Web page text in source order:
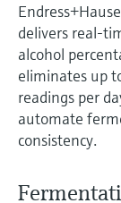
delivers real-
alcohol
eliminates up
readings per
automate
consistency.